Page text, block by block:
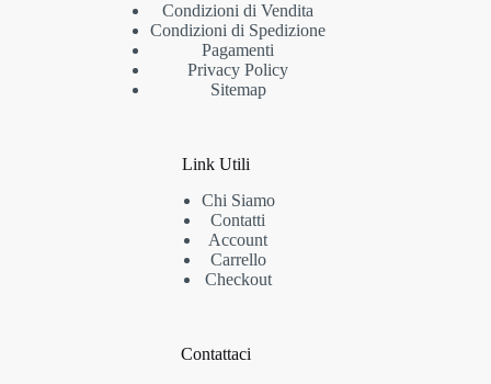
Condizioni di Vendita
Condizioni di Spedizione
Pagamenti
Privacy Policy
Sitemap
Link Utili
Chi Siamo
Contatti
Account
Carrello
Checkout
Contattaci